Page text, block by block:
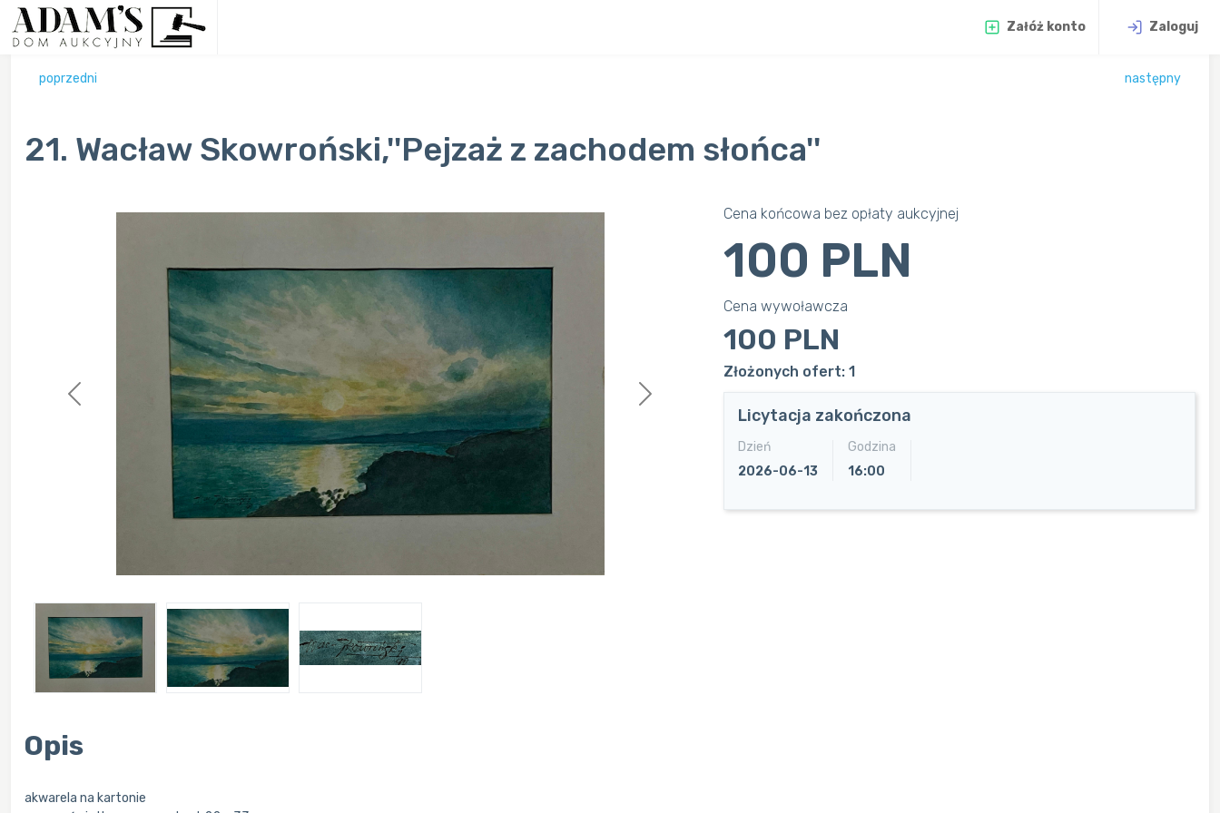
Załóż konto Zaloguj
poprzedni następny
21. Wacław Skowroński,''Pejzaż z zachodem słońca''
Previous Next
Cena końcowa bez opłaty aukcyjnej
100 PLN
Cena wywoławcza
100 PLN
Złożonych ofert: 1
Licytacja zakończona
Dzień
2026-06-13
Godzina
16:00
Opis
akwarela na kartonie